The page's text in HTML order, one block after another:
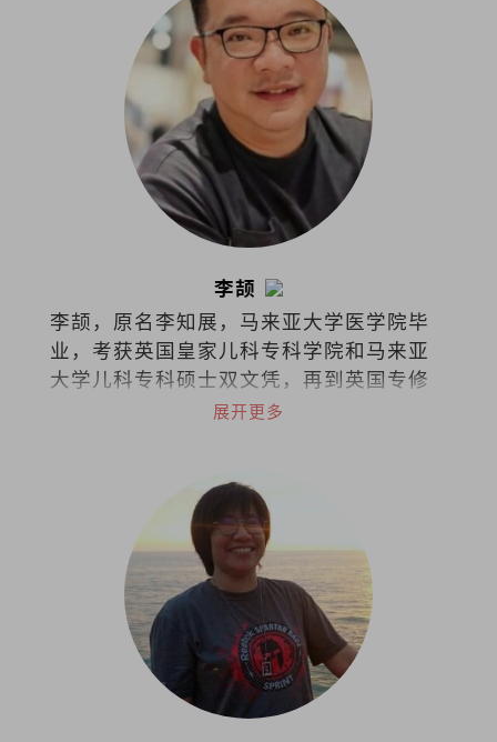
李颉
李颉，原名李知展，马来亚大学医学院毕
业，考获英国皇家儿科专科学院和马来亚
大学儿科专科硕士双文凭，再到英国专修
儿童安宁医护疗法，如今担任马来西亚吉
展开更多